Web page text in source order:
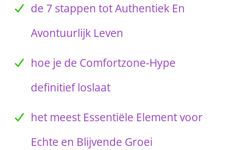
de 7 stappen tot Authentiek En
Avontuurlijk Leven
hoe je de Comfortzone-Hype
definitief loslaat
het meest Essentiële Element voor
Echte en Blijvende Groei